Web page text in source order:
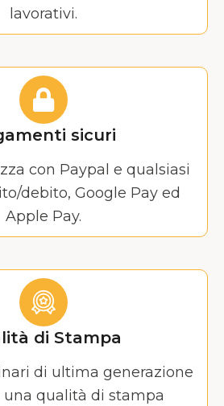
lavorativi.
sicuri
con Paypal e qualsiasi
debito, Google Pay ed
Apple Pay.
di Stampa
di ultima generazione
una qualità di stampa